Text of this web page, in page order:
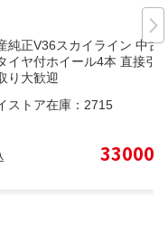
純正V36スカイライン 中古
イヤ付ホイール4本 直接引
り大歓迎
ストア在庫： 2715
33000